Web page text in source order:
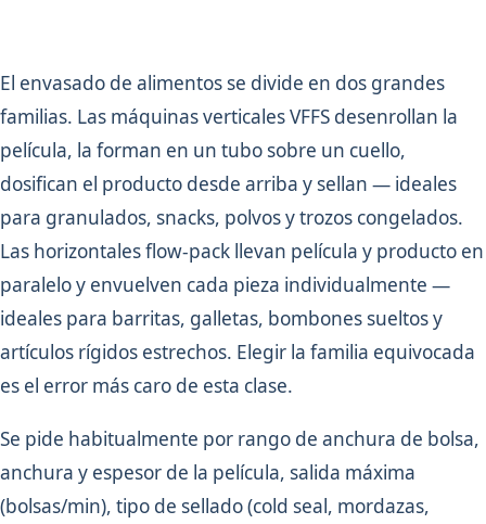
El envasado de alimentos se divide en dos grandes
familias. Las máquinas verticales VFFS desenrollan la
película, la forman en un tubo sobre un cuello,
dosifican el producto desde arriba y sellan — ideales
para granulados, snacks, polvos y trozos congelados.
Las horizontales flow-pack llevan película y producto en
paralelo y envuelven cada pieza individualmente —
ideales para barritas, galletas, bombones sueltos y
artículos rígidos estrechos. Elegir la familia equivocada
es el error más caro de esta clase.
Se pide habitualmente por rango de anchura de bolsa,
anchura y espesor de la película, salida máxima
(bolsas/min), tipo de sellado (cold seal, mordazas,